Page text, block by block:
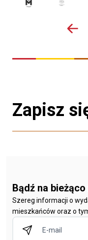
Zapisz
Bądź na
Szereg informacji o
mieszkańców oraz o